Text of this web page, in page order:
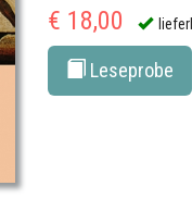
€ 18,00
Leseprobe